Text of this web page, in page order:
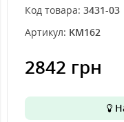
Код товара: 3431-03
Артикул: KM162
2842 грн